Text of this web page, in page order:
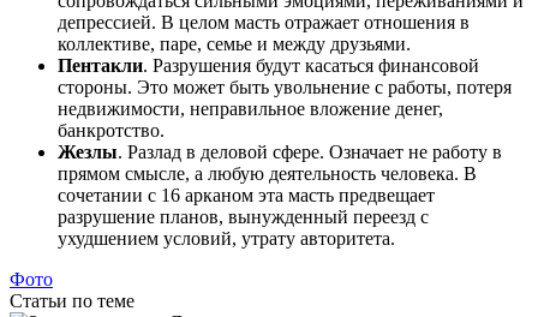
депрессией. В целом масть отражает отношения в
коллективе, паре, семье и между друзьями.
Пентакли. Разрушения будут касаться финансовой
стороны. Это может быть увольнение с работы, потеря
недвижимости, неправильное вложение денег,
банкротство.
Жезлы. Разлад в деловой сфере. Означает не работу в
прямом смысле, а любую деятельность человека. В
сочетании с 16 арканом эта масть предвещает
разрушение планов, вынужденный переезд с
ухудшением условий, утрату авторитета.
Фото
Статьи по теме